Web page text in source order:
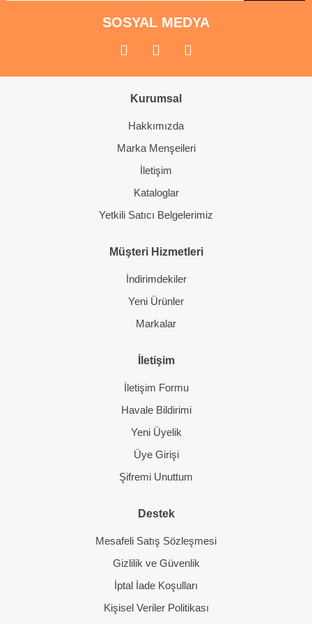
Gönder
SOSYAL MEDYA
Kurumsal
Hakkımızda
Marka Menşeileri
İletişim
Kataloglar
Yetkili Satıcı Belgelerimiz
Müşteri Hizmetleri
İndirimdekiler
Yeni Ürünler
Markalar
İletişim
İletişim Formu
Havale Bildirimi
Yeni Üyelik
Üye Girişi
Şifremi Unuttum
Destek
Mesafeli Satış Sözleşmesi
Gizlilik ve Güvenlik
İptal İade Koşulları
Kişisel Veriler Politikası